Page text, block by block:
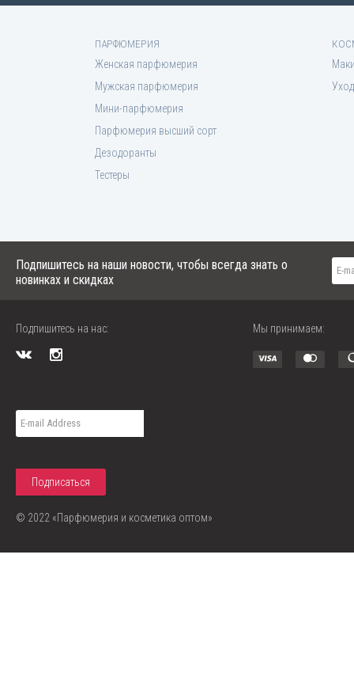
ПАРФЮМЕРИЯ
Женская парфюмерия
Мужская парфюмерия
Мини-парфюмерия
Парфюмерия высший сорт
Дезодоранты
Тестеры
Подпишитесь на наши новости, чтобы всегда знать о
новинках и скидках
Подпишитесь на нас: Мы принимаем:
© 2022 «Парфюмерия и косметика оптом»